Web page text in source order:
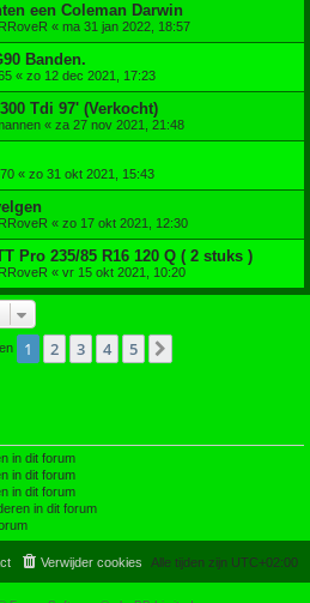
een Coleman Darwin
« ma 31 jan 2022, 18:57
Banden.
« zo 12 dec 2021, 17:23
Tdi 97' (Verkocht)
« za 27 nov 2021, 21:48
« zo 31 okt 2021, 15:43
« zo 17 okt 2021, 12:30
Pro 235/85 R16 120 Q ( 2 stuks )
« vr 15 okt 2021, 10:20
1 2 3 4 5
in dit forum
in dit forum
in dit forum
in dit forum
Alle tijden zijn UTC+02:00
Verwijder cookies